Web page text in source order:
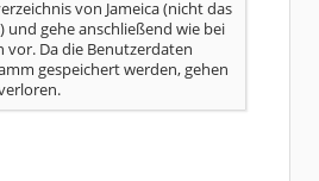
von Jameica (nicht das
und gehe anschließend wie bei
Da die Benutzerdaten
gespeichert werden, gehen